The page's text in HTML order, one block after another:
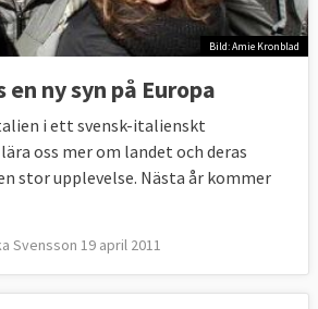
Bild: Amie Kronblad
en ny syn på Europa
i ett svensk-italienskt
oss mer om landet och deras
stor upplevelse. Nästa år kommer
Svensson 19 april 2011